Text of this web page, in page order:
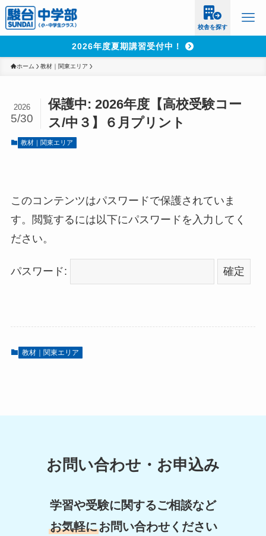
校舎を探す
2026年度夏期講習受付中！
ホーム 教材｜関東エリア
保護中: 2026年度【高校受験コー
ス/中３】６月プリント
2026
5/30
教材｜関東エリア
このコンテンツはパスワードで保護されていま
す。閲覧するには以下にパスワードを入力してく
ださい。
パスワード:
教材｜関東エリア
お問い合わせ・お申込み
学習や受験に関するご相談など
お気軽にお問い合わせください